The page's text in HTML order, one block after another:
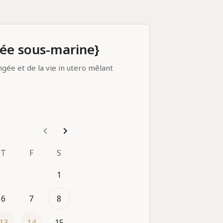
sous-marine}
et de la vie in utero mêlant
entier avec relaxation
à bébé.
et après) =
T F
S
1
6 7 8